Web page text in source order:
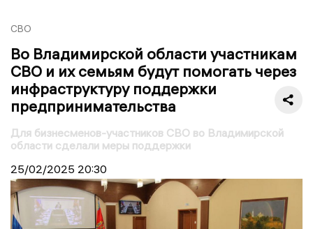
СВО
Во Владимирской области участникам
СВО и их семьям будут помогать через
инфраструктуру поддержки
предпринимательства
Для бизнесменов-участников СВО во Владимирской
области сделали меры поддержки
25/02/2025 20:30